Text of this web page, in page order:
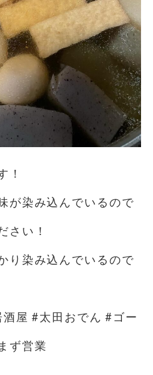
！
が染み込んでいるので
さい！
り染み込んでいるので
屋 #太田おでん #ゴー
ず営業